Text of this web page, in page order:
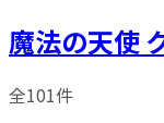
魔法の天使
全101件